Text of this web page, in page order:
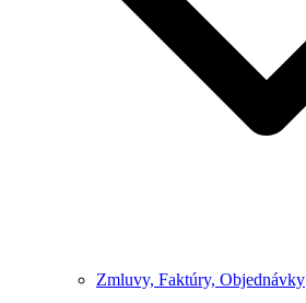
Zmluvy, Faktúry, Objednávky